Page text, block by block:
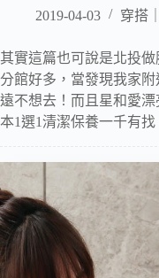
2019-04-03 穿搭
其實這篇也可說是北投
分館好多，當發現我家
遠不想去！而且星和愛
本1選1清潔保養一千有